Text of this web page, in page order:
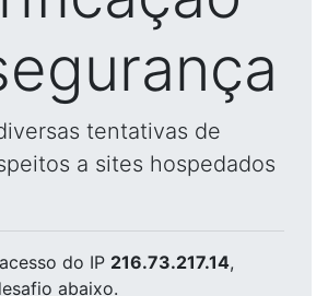
tentativas de
a sites hospedados
do IP 216.73.217.14,
abaixo.